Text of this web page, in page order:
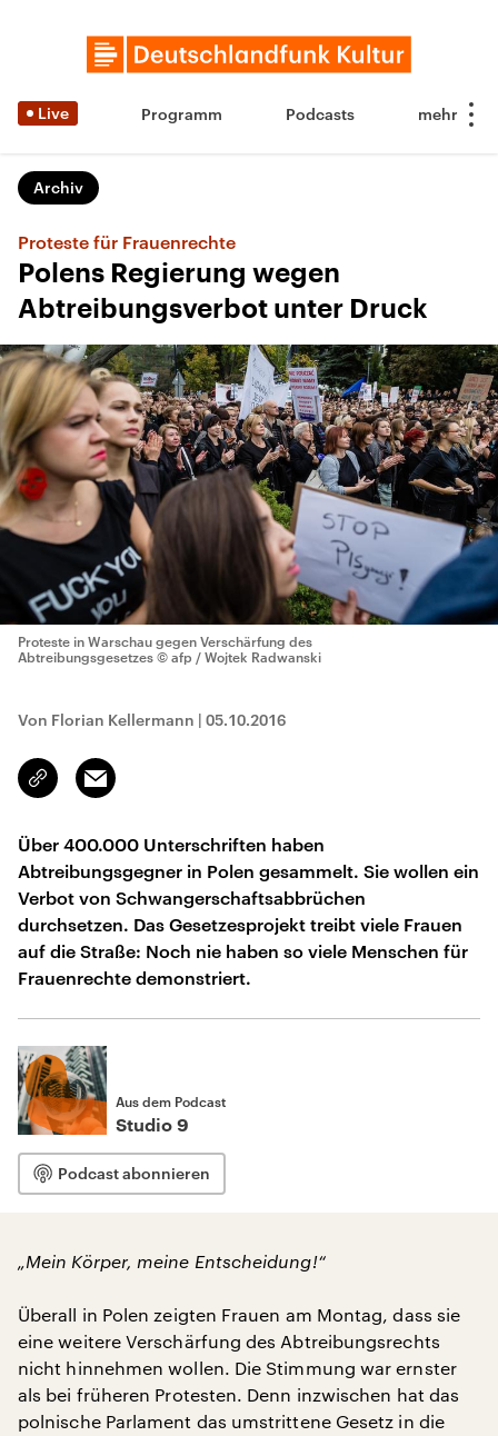
Live Programm Podcasts
Archiv
Proteste für Frauenrechte
Polens Regierung wegen
Abtreibungsverbot unter Druck
Proteste in Warschau gegen Verschärfung des
Abtreibungsgesetzes © afp / Wojtek Radwanski
Von Florian Kellermann | 05.10.2016
Link
kopieren/teilen
Email
Über 400.000 Unterschriften haben
Abtreibungsgegner in Polen gesammelt. Sie wollen ein
Verbot von Schwangerschaftsabbrüchen
durchsetzen. Das Gesetzesprojekt treibt viele Frauen
auf die Straße: Noch nie haben so viele Menschen für
Frauenrechte demonstriert.
Aus dem Podcast
Studio 9
Podcast abonnieren
„Mein Körper, meine Entscheidung!“
Überall in Polen zeigten Frauen am Montag, dass sie
eine weitere Verschärfung des Abtreibungsrechts
nicht hinnehmen wollen. Die Stimmung war ernster
als bei früheren Protesten. Denn inzwischen hat das
polnische Parlament das umstrittene Gesetz in die